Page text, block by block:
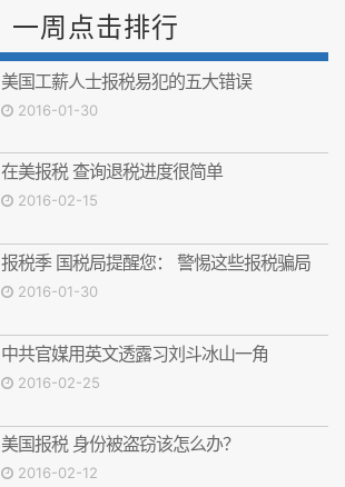
一周点击排行
美国工薪人士报税易犯的五大错误
2016-01-30
在美报税 查询退税进度很简单
2016-02-15
报税季 国税局提醒您： 警惕这些报税骗局
2016-01-30
中共官媒用英文透露习刘斗冰山一角
2016-02-25
美国报税 身份被盗窃该怎么办？
2016-02-12